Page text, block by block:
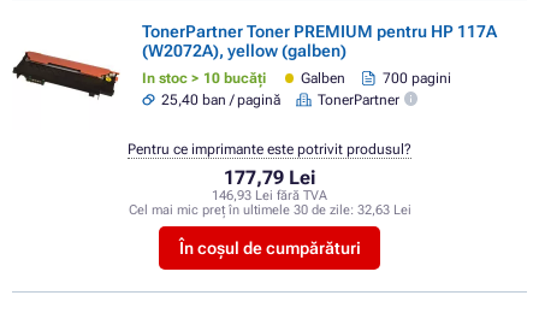
TonerPartner Toner PREMIUM pentru HP 117A
(W2072A), yellow (galben)
In stoc > 10 bucăți Galben
700 pagini
25,40 ban / pagină
TonerPartner
177,79 Lei
146,93 Lei fără TVA
Cel mai mic preț în ultimele 30 de zile: 32,63 Lei
În coșul de cumpărături
Pentru ce imprimante este potrivit produsul?